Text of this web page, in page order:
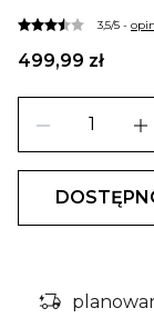
3,5/5 -
499,99 zł
remove add
delivery_truck_bolt